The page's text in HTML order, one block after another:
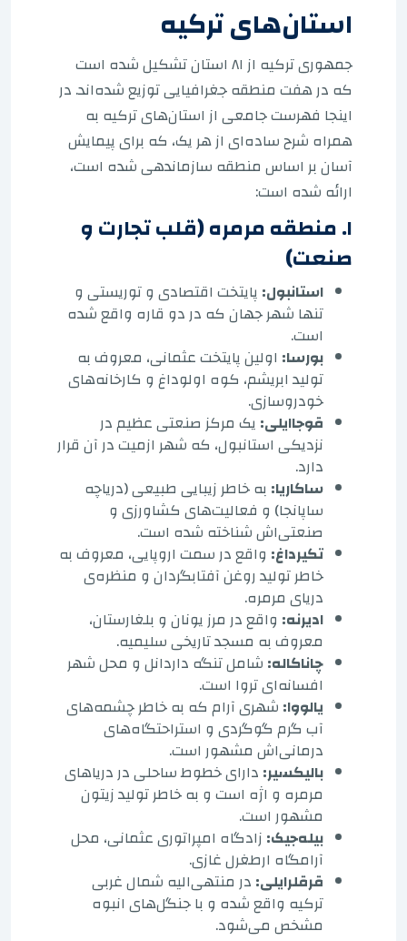
استان‌های ترکیه
جمهوری ترکیه از ۸۱ استان تشکیل شده است
که در هفت منطقه جغرافیایی توزیع شده‌اند. در
اینجا فهرست جامعی از استان‌های ترکیه به
همراه شرح ساده‌ای از هر یک، که برای پیمایش
آسان بر اساس منطقه سازماندهی شده است،
ارائه شده است:
۱. منطقه مرمره (قلب تجارت و
صنعت)
استانبول: پایتخت اقتصادی و توریستی و
تنها شهر جهان که در دو قاره واقع شده
است.
بورسا: اولین پایتخت عثمانی، معروف به
تولید ابریشم، کوه اولوداغ و کارخانه‌های
خودروسازی.
قوجاایلی: یک مرکز صنعتی عظیم در
نزدیکی استانبول، که شهر ازمیت در آن قرار
دارد.
ساکاریا: به خاطر زیبایی طبیعی (دریاچه
ساپانجا) و فعالیت‌های کشاورزی و
صنعتی‌اش شناخته شده است.
تکیرداغ: واقع در سمت اروپایی، معروف به
خاطر تولید روغن آفتابگردان و منظره‌ی
دریای مرمره.
ادیرنه: واقع در مرز یونان و بلغارستان،
معروف به مسجد تاریخی سلیمیه.
چاناکاله: شامل تنگه داردانل و محل شهر
افسانه‌ای تروا است.
یالووا: شهری آرام که به خاطر چشمه‌های
آب گرم گوگردی و استراحتگاه‌های
درمانی‌اش مشهور است.
بالیکسیر: دارای خطوط ساحلی در دریاهای
مرمره و اژه است و به خاطر تولید زیتون
مشهور است.
بیله‌جیک: زادگاه امپراتوری عثمانی، محل
آرامگاه ارطغرل غازی.
قرقلرایلی: در منتهی‌الیه شمال غربی
ترکیه واقع شده و با جنگل‌های انبوه
مشخص می‌شود.